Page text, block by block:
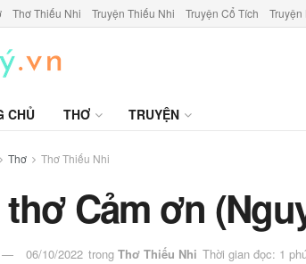
Thơ Thiếu Nhi Truyện Thiếu Nhi Truyện Cổ Tích Truyện
CHỦ THƠ TRUYỆN
Thơ Thơ Thiếu Nhi
thơ Cảm ơn
06/10/2022 trong Thơ Thiếu Nhi Thời gian đọc: 1